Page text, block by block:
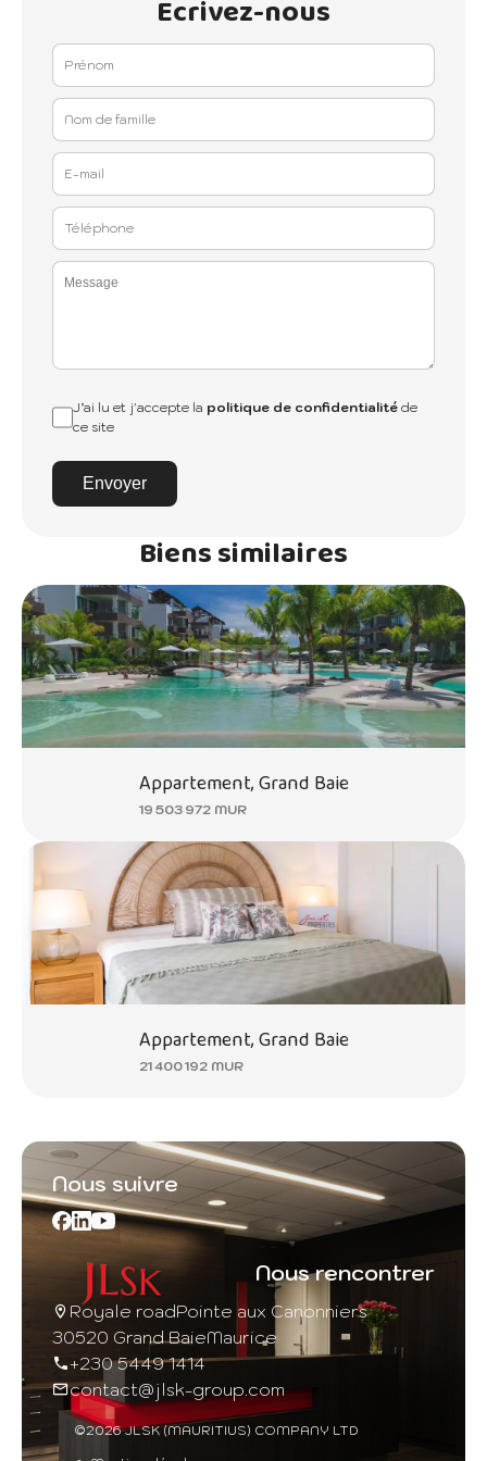
Ecrivez-nous
J’ai lu et j'accepte la politique de confidentialitéde
ce site
Envoyer
Biens similaires
Appartement, Grand Baie
19 503 972 MUR
Appartement, Grand Baie
21 400 192 MUR
Nous suivre
Nous rencontrer
Royale roadPointe aux Canonniers
30520 Grand BaieMaurice
+230 5449 1414
contact@jlsk-group.com
©2026 JLSK (MAURITIUS) COMPANY LTD